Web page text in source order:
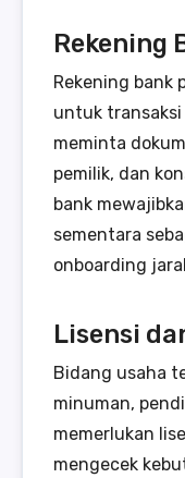
Rekening
Rekening bank
untuk transaksi
meminta
pemilik, dan
bank
sementara
onboarding
Lisensi
Bidang usaha
minuman,
memerlukan
mengecek